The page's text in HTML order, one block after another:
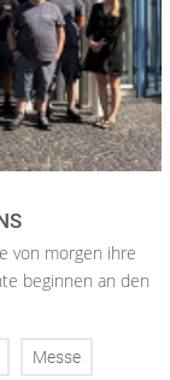
von morgen ihre
beginnen an den
Messe